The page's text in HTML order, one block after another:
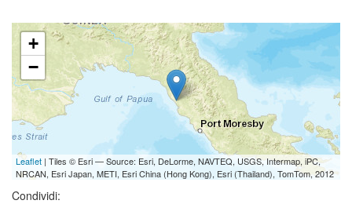
+
−
Leaflet | Tiles © Esri — Source: Esri, DeLorme, NAVTEQ, USGS, Intermap, iPC,
NRCAN, Esri Japan, METI, Esri China (Hong Kong), Esri (Thailand), TomTom, 2012
Condividi: